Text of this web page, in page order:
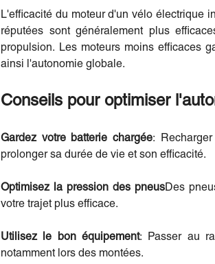
L'efficacité du moteur d'un vélo électrique
réputées sont généralement plus
propulsion. Les moteurs moins efficaces
ainsi l'autonomie globale.
Conseils pour optimiser
Gardez votre batterie chargée:
prolonger sa durée de vie et son efficacité.
Optimisez la pression des pneusDes
votre trajet plus efficace.
Utilisez le bon équipement: Passer au
notamment lors des montées.